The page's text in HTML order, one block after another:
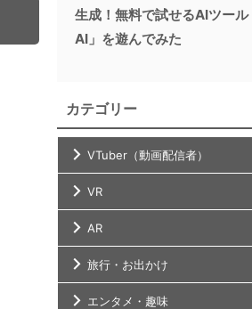
生成！無料で試せるAIツー
AI」を遊んでみた
カテゴリー
VTuber（動画配信者）
VR
AR
旅行・お出かけ
エンタメ・趣味